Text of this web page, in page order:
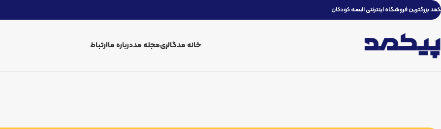
بزرگترین فروشگاه اینترنتی البسه کودکان
خانه مدگالریمجله مددرباره ماارتباط